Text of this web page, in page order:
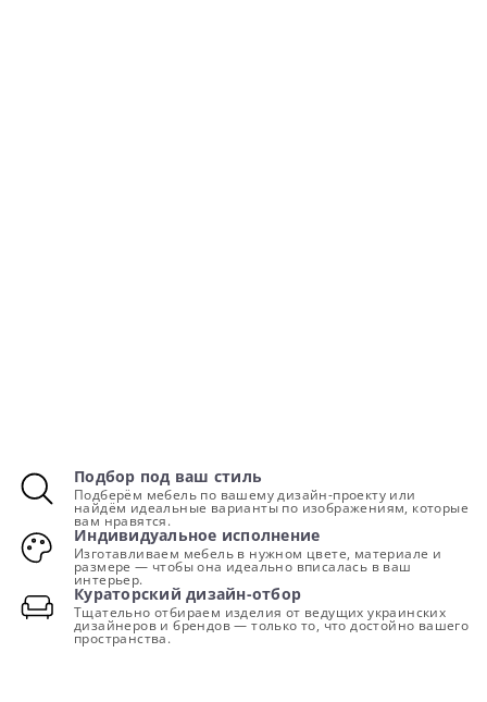
Подбор под ваш стиль
Подберём мебель по вашему дизайн-проекту или
найдём идеальные варианты по изображениям, которые
вам нравятся.
Индивидуальное исполнение
Изготавливаем мебель в нужном цвете, материале и
размере — чтобы она идеально вписалась в ваш
интерьер.
Кураторский дизайн-отбор
Тщательно отбираем изделия от ведущих украинских
дизайнеров и брендов — только то, что достойно вашего
пространства.